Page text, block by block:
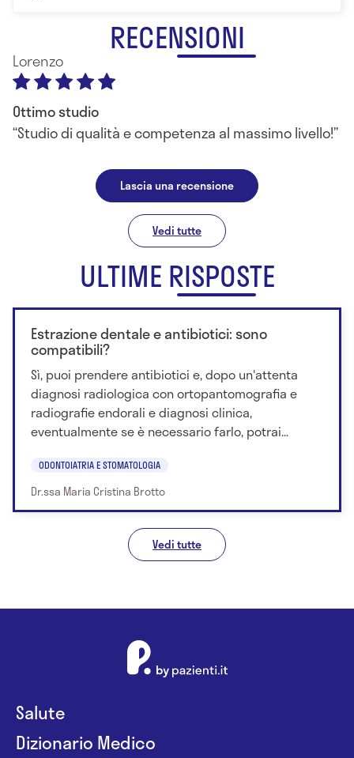
RECENSIONI
Lorenzo
Ottimo studio
Studio di qualità e competenza al massimo livello!
Lascia una recensione
Vedi tutte
ULTIME RISPOSTE
Estrazione dentale e antibiotici: sono
compatibili?
Sì, puoi prendere antibiotici e, dopo un'attenta
diagnosi radiologica con ortopantomografia e
radiografie endorali e diagnosi clinica,
eventualmente se è necessario farlo, potrai...
ODONTOIATRIA E STOMATOLOGIA
Dr.ssa Maria Cristina Brotto
Vedi tutte
Salute
Dizionario Medico